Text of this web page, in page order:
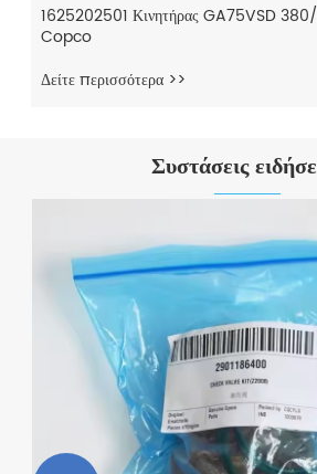
Συστάσεις
Υψηλής ποιότητας σε κιτ βαλβίδας
πετρελαίου για την Atlas COPCO
Δείτε περισσότερα >>